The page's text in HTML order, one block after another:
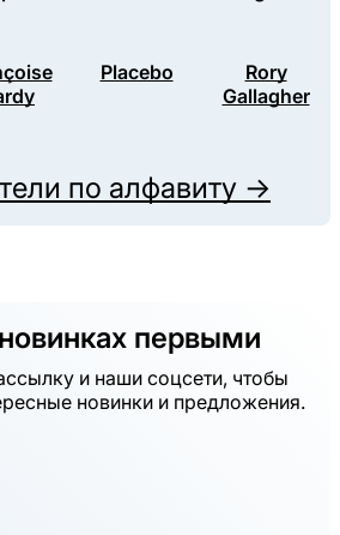
Placebo
Rory
Gallagher
по алфавиту →
первыми
и наши соцсети, чтобы
новинки и предложения.